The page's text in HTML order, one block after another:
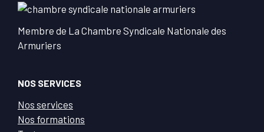
Membre de La Chambre Syndicale Nationale des
Armuriers
NOS SERVICES
Nos services
Nos formations